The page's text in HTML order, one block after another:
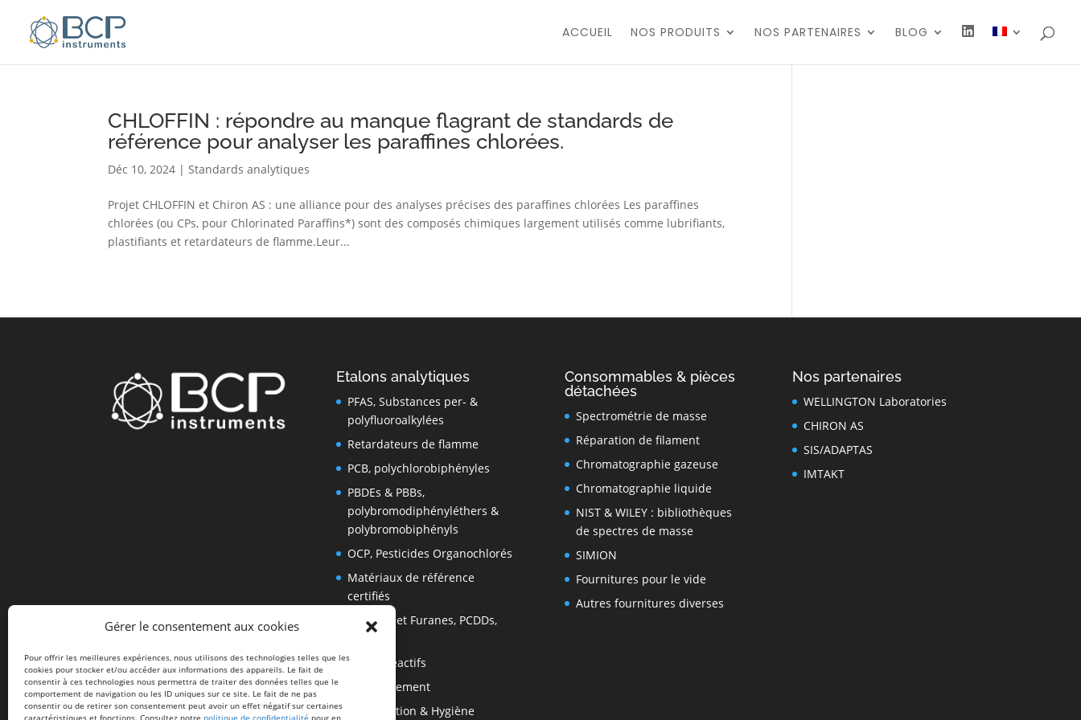
Gérer le consentement aux cookies
Pour offrir les meilleures expériences, nous utilisons des technologies telles que les
cookies pour stocker et/ou accéder aux informations des appareils. Le fait de
consentir à ces technologies nous permettra de traiter des données telles que le
comportement de navigation ou les ID uniques sur ce site. Le fait de ne pas
consentir ou de retirer son consentement peut avoir un effet négatif sur certaines
caractéristiques et fonctions. Consultez notre politique de confidentialité pour en
ACCUEIL NOS PRODUITS NOS PARTENAIRES BLOG
S
CHLOFFIN : répondre au manque flagrant de standards de
référence pour analyser les paraffines chlorées.
Déc 10, 2024 |Standards analytiques
Projet CHLOFFIN et Chiron AS : une alliance pour des analyses précises des paraffines chlorées Les paraffines
chlorées (ou CPs, pour Chlorinated Paraffins*) sont des composés chimiques largement utilisés comme lubrifiants,
plastifiants et retardateurs de flamme.Leur...
Etalons analytiques
PFAS, Substances per- &
polyfluoroalkylées
Retardateurs de flamme
PCB, polychlorobiphényles
PBDEs & PBBs,
polybromodiphényléthers &
polybromobiphényls
OCP, Pesticides Organochlorés
Matériaux de référence
certifiés
Dioxines et Furanes, PCDDs,
Autres réactifs
Environnement
Alimentation & Hygiène
Consommables & pièces
détachées
Spectrométrie de masse
Réparation de filament
Chromatographie gazeuse
Chromatographie liquide
NIST & WILEY : bibliothèques
de spectres de masse
SIMION
Fournitures pour le vide
Autres fournitures diverses
Nos partenaires
WELLINGTON Laboratories
CHIRON AS
SIS/ADAPTAS
IMTAKT